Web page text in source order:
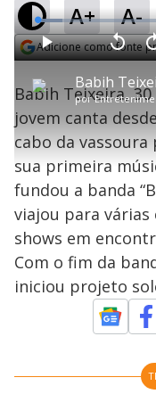
A+ A-
Adicione como fonte
por
P V
l
a
r
1
0
e
g
n
d
s
A
n
ç
a
1
u
n
d
o
s
M
u
d
o
L
o
a
d
e
9
.
0
5
%
Babih Teixeira,
jovem canta
cabo da vassoura
sua primeira
fundou a banda
viajou para várias
shows em
Com o fim da
iniciou projeto